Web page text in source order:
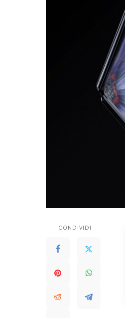
CONDIVIDI